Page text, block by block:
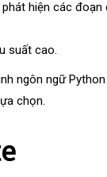
hiện các đoạn
suất cao.
ngôn ngữ
chọn.